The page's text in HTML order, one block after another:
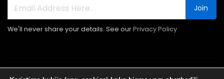
Join
We'll never share your details. See ourPrivacy Policy